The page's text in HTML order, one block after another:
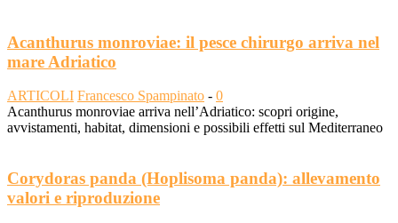
Acanthurus monroviae: il pesce chirurgo arriva nel
mare Adriatico
ARTICOLI Francesco Spampinato - 0
Acanthurus monroviae arriva nell’Adriatico: scopri origine,
avvistamenti, habitat, dimensioni e possibili effetti sul Mediterraneo
Corydoras panda (Hoplisoma panda): allevamento
valori e riproduzione